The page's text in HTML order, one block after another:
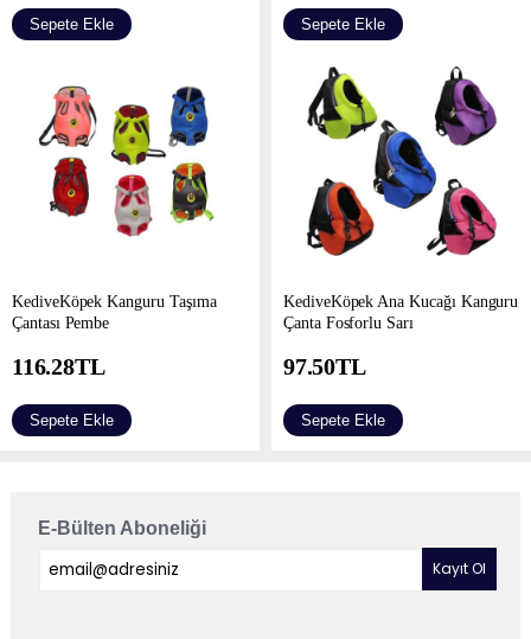
Sepete Ekle Sepete Ekle
KediveKöpek Kanguru Taşıma
Çantası Pembe
116.28TL
Sepete Ekle
KediveKöpek Ana Kucağı Kanguru
Çanta Fosforlu Sarı
97.50TL
Sepete Ekle
E-Bülten Aboneliği